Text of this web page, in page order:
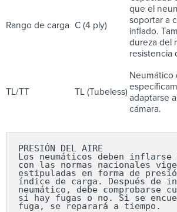
Rango de carga C (4 ply)
que el
soportar a
inflado.
dureza del
resistencia
TL/TT TL (Tubeless)
Neumático
adaptarse
cámara.
PRESIÓN DEL AIRE
Los neumáticos deben inflarse
con las normas nacionales
estipuladas en forma de
índice de carga. Después de
neumático, debe comprobarse
si hay fugas o no. Si se
fuga, se reparará a tiempo.